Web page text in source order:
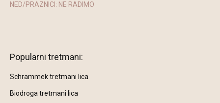
NED/PRAZNICI: NE RADIMO
Popularni tretmani:
Schrammek tretmani lica
Biodroga tretmani lica